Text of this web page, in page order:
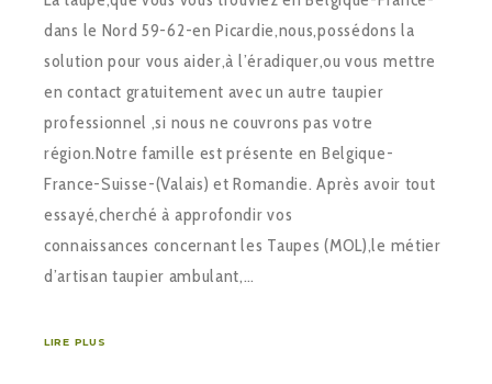
dans le Nord 59-62-en Picardie,nous,possédons la
solution pour vous aider,à l’éradiquer,ou vous mettre
en contact gratuitement avec un autre taupier
professionnel ,si nous ne couvrons pas votre
région.Notre famille est présente en Belgique-
France-Suisse-(Valais) et Romandie. Après avoir tout
essayé,cherché à approfondir vos
connaissances concernant les Taupes (MOL),le métier
d’artisan taupier ambulant,…
LIRE PLUS